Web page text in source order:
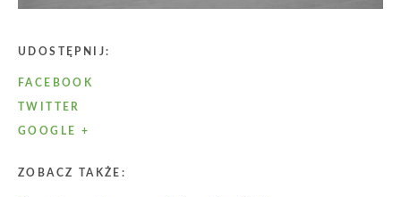
UDOSTĘPNIJ:
FACEBOOK
TWITTER
GOOGLE +
ZOBACZ TAKŻE: